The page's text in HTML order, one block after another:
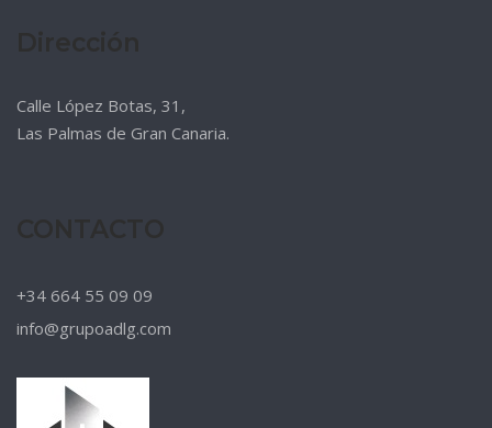
Calle López Botas, 31,
Las Palmas de Gran Canaria.
+34 664 55 09 09
info@grupoadlg.com